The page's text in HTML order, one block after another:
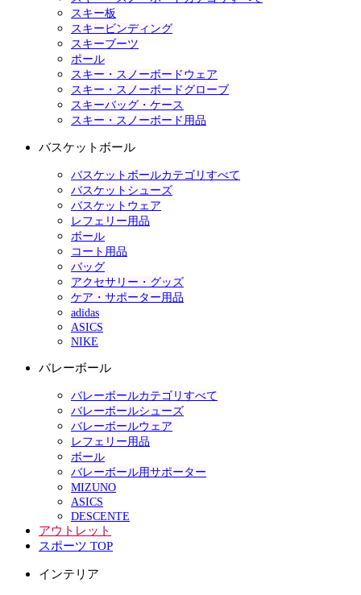
スキー板
スキービンディング
スキーブーツ
ポール
スキー・スノーボードウェア
スキー・スノーボードグローブ
スキーバッグ・ケース
スキー・スノーボード用品
バスケットボール
バスケットボールカテゴリすべて
バスケットシューズ
バスケットウェア
レフェリー用品
ボール
コート用品
バッグ
アクセサリー・グッズ
ケア・サポーター用品
adidas
ASICS
NIKE
バレーボール
バレーボールカテゴリすべて
バレーボールシューズ
バレーボールウェア
レフェリー用品
ボール
バレーボール用サポーター
MIZUNO
ASICS
DESCENTE
アウトレット
スポーツ TOP
インテリア